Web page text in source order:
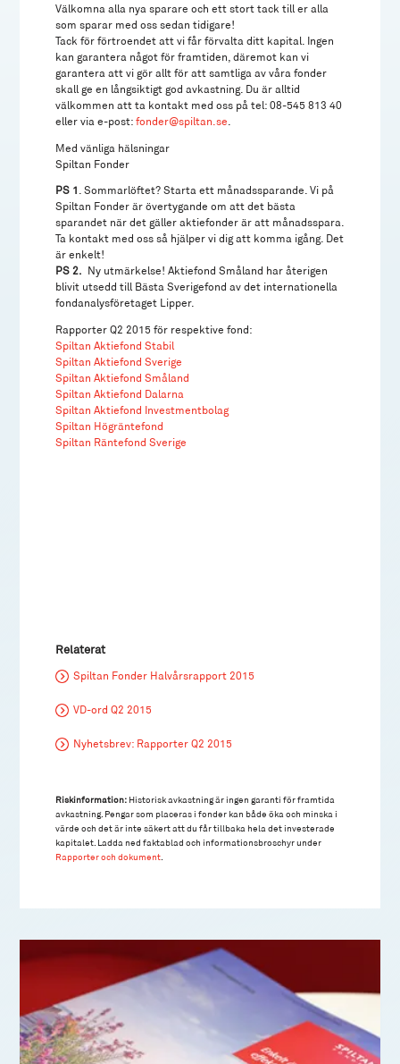
Välkomna alla nya sparare och ett stort tack till er alla
som sparar med oss sedan tidigare!
Tack för förtroendet att vi får förvalta ditt kapital. Ingen
kan garantera något för framtiden, däremot kan vi
garantera att vi gör allt för att samtliga av våra fonder
skall ge en långsiktigt god avkastning. Du är alltid
välkommen att ta kontakt med oss på tel: 08-545 813 40
eller via e-post:fonder@spiltan.se
Med vänliga hälsningar
Spiltan Fonder
PS 1
. Sommarlöftet? Starta ett månadssparande. Vi på
Spiltan Fonder är övertygande om att det bästa
sparandet när det gäller aktiefonder är att månadsspara.
Ta kontakt med oss så hjälper vi dig att komma igång. Det
är enkelt!
PS 2.
Ny utmärkelse! Aktiefond Småland har återigen
blivit utsedd till Bästa Sverigefond av det internationella
fondanalysföretaget Lipper.
Rapporter Q2 2015 för respektive fond:
Spiltan Aktiefond Stabil
Spiltan Aktiefond Sverige
Spiltan Aktiefond Småland
Spiltan Aktiefond Dalarna
Spiltan Aktiefond Investmentbolag
Spiltan Högräntefond
Spiltan Räntefond Sverige
Relaterat
Spiltan Fonder Halvårsrapport 2015
VD-ord Q2 2015
Nyhetsbrev: Rapporter Q2 2015
Riskinformation: Historisk avkastning är ingen garanti för framtida
avkastning. Pengar som placeras i fonder kan både öka och minska i
värde och det är inte säkert att du får tillbaka hela det investerade
kapitalet. Ladda ned faktablad och informationsbroschyr under
Rapporter och dokument